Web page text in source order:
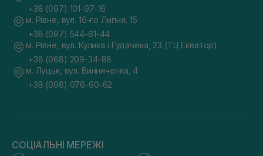
+38 (097) 101-97-16
м. Рівне, вул. 16-го Липня, 15
+38 (097) 544-61-44
м. Рівне, вул. Кулика і Гудачека, 23 (ТЦ Екватор)
+38 (068) 209-34-88
м. Луцьк, вул. Винниченка, 4
+38 (098) 076-60-62
СОЦІАЛЬНІ МЕРЕЖІ